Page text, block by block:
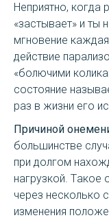
Неприятно, когда
«застывает» и
мгновение
действие
«болючими
состояние
раз в жизни его
Причиной
большинстве
при долгом
нагрузкой. Такое
через несколько
изменения